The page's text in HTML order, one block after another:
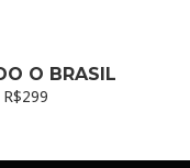
O BRASIL